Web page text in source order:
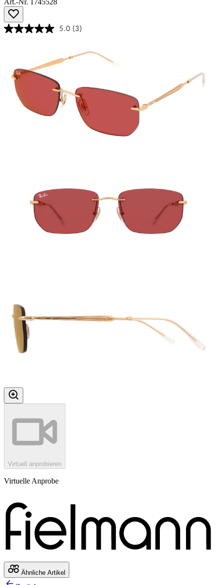
Art.-Nr. 1745528
5.0 (3)
Virtuell anprobieren
Virtuelle Anprobe
Ähnliche Artikel